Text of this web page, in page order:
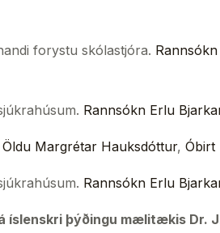
forystu skólastjóra.
Rannsókn Erlu
Margrétar Hauksdóttur, Óbirt
Rannsókn Erlu
þýðingu mælitækis Dr.